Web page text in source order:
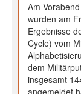
Am
wurden am
Ergebnisse
Cycle) vom
dem
insgesamt